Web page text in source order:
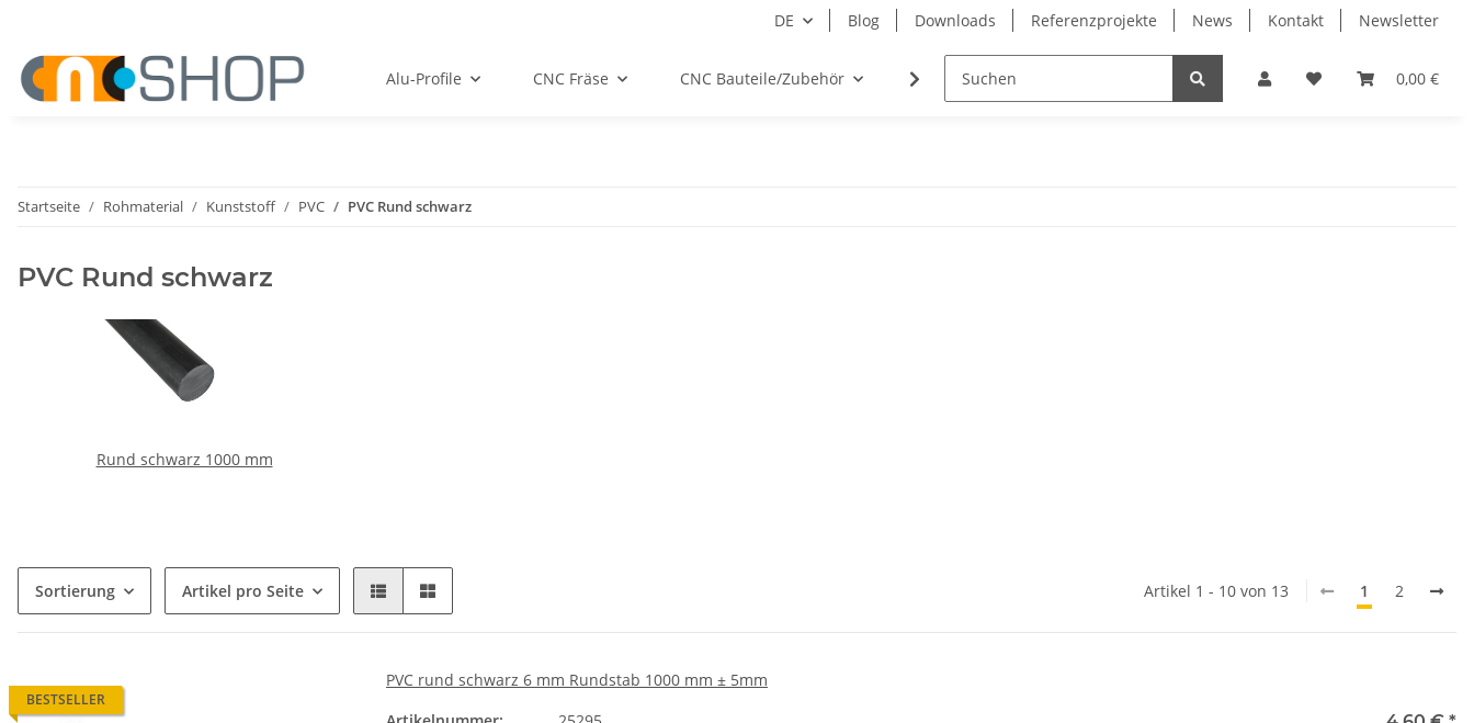
DE Blog Downloads Referenzprojekte News Kontakt Newsletter
0,00 €
Alu-Profile CNC Fräse CNC Bauteile/Zubehör Elektro Lagertechnik Lineartechnik
Startseite Rohmaterial Kunststoff PVC PVC Rund schwarz
PVC Rund schwarz
Rund schwarz 1000 mm
Sortierung Artikel pro Seite Artikel 1 - 10 von 13 1 2
BESTSELLER
PVC rund schwarz 6 mm Rundstab 1000 mm ± 5mm